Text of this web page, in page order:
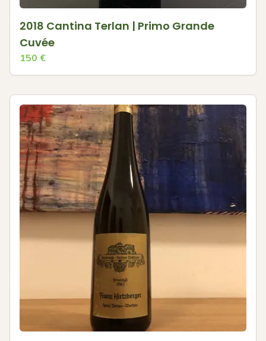
2018 Cantina Terlan | Primo Grande
Cuvée
150 €